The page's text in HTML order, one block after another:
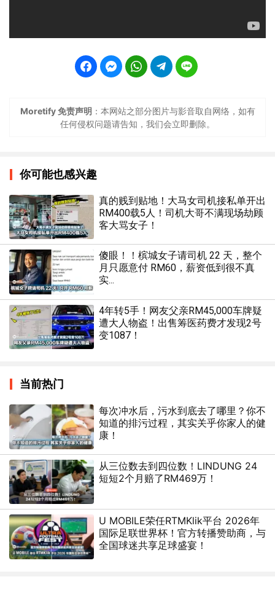
Moretify 免责声明 ：本网站之部分图片与影音取自网络，如有
任何侵权问题请告知，我们会立即删除。
你可能也感兴趣
真的贱到贴地！大马女司机接私单开出
RM400载5人！司机大哥不满现场劫顾
客大骂女子！
傻眼！！槟城女子请司机 22 天，整个
月只愿意付 RM60，薪资低到很不真
实...
4年转5手！网友父亲RM45,000车牌疑
遭大人物盗！出售筹医药费才发现2号
变1087！
当前热门
每次冲水后，污水到底去了哪里？你不
知道的排污过程，其实关乎你家人的健
康！
从三位数去到四位数！LINDUNG 24
短短2个月赔了RM469万！
U MOBILE荣任RTMKlik平台 2026年
国际足联世界杯！官方转播赞助商，与
全国球迷共享足球盛宴！